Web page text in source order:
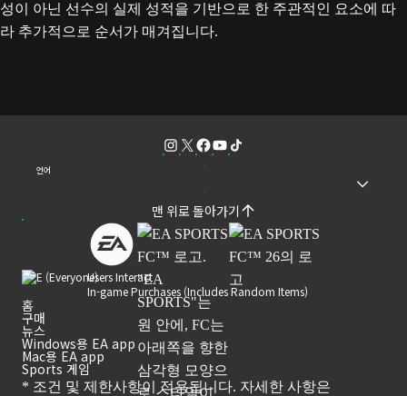
성이 아닌 선수의 실제 성적을 기반으로 한 주관적인 요소에 따
라 추가적으로 순서가 매겨집니다.
언어
맨 위로 돌아가기
Users Interact
In-game Purchases (Includes Random Items)
홈
구매
뉴스
Windows용 EA app
Mac용 EA app
Sports 게임
* 조건 및 제한사항이 적용됩니다. 자세한 사항은